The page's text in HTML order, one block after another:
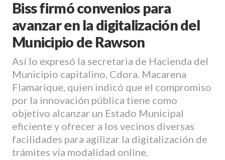
Biss firmó convenios para
avanzar en la digitalización del
Municipio de Rawson
Así lo expresó la secretaria de Hacienda del
Municipio capitalino, Cdora. Macarena
Flamarique, quien indicó que el compromiso
por la innovación pública tiene como
objetivo alcanzar un Estado Municipal
eficiente y ofrecer a los vecinos diversas
facilidades para agilizar la digitalización de
trámites vía modalidad online.